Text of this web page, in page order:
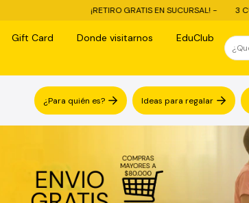
¡RETIRO GRATIS EN SUCURSAL! - 3 CUOTAS SIN INTERÉS -
Gift Card Donde visitarnos
EduClub
¿Para quién es? Ideas para regalar